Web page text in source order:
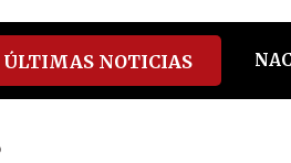
tiktokyoutube
spotify
ÚLTIMAS NOTICIAS